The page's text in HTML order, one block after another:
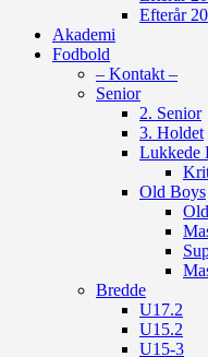
Efterår
Akademi
Fodbold
– Kontakt –
Senior
2. Senior
3. Holdet
Lukkede
Old Boys
Bredde
U17.2
U15.2
U15-3